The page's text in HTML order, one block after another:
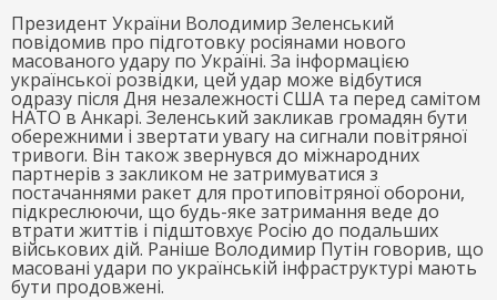
Президент України Володимир Зеленський
повідомив про підготовку росіянами нового
масованого удару по Україні. За інформацією
української розвідки, цей удар може відбутися
одразу після Дня незалежності США та перед самітом
НАТО в Анкарі. Зеленський закликав громадян бути
обережними і звертати увагу на сигнали повітряної
тривоги. Він також звернувся до міжнародних
партнерів з закликом не затримуватися з
постачаннями ракет для протиповітряної оборони,
підкреслюючи, що будь-яке затримання веде до
втрати життів і підштовхує Росію до подальших
військових дій. Раніше Володимир Путін говорив, що
масовані удари по українській інфраструктурі мають
бути продовжені.